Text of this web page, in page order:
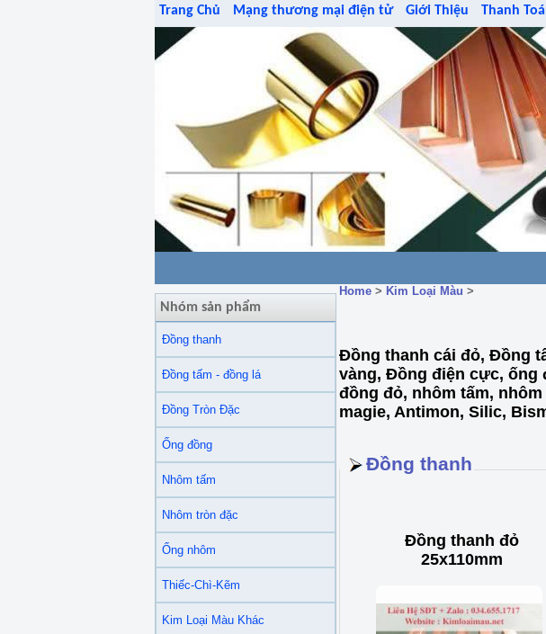
Trang Chủ Mạng thương mại điện tử Giới Thiệu Thanh
Nhóm sản phẩm
Đồng thanh
Đồng tấm - đồng lá
Đồng Tròn Đặc
Ống đồng
Nhôm tấm
Nhôm tròn đặc
Ống nhôm
Thiếc-Chì-Kẽm
Kim Loại Màu Khác
Home > Kim Loại Màu >
Đồng thanh cái đỏ, Đồng
vàng, Đồng điện cực, ống
đồng đỏ, nhôm tấm,
magie, Antimon, Silic,
Đồng thanh
Đồng thanh đỏ
25x110mm